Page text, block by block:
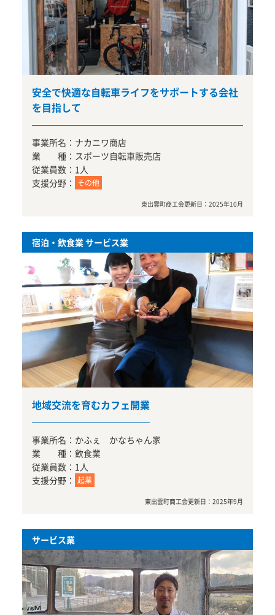
安全で快適な自転車ライフをサポートする会社
を目指して
事業所名： ナカニワ商店
業 種： スポーツ自転車販売店
従業員数： 1人
支援分野：
その他
東出雲町商工会更新日： 2025年10月
宿泊・飲食業 サービス業
地域交流を育むカフェ開業
事業所名： かふぇ かなちゃん家
業 種： 飲食業
従業員数： 1人
支援分野： 起業
東出雲町商工会更新日： 2025年9月
サービス業